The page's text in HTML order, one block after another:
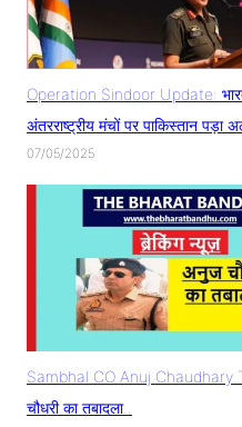
Operation Sindoor Update:
अंतरराष्ट्रीय मंचों पर पाकिस्तान
07/05/2025
Sambhal CO Anuj Chaudhary
चौधरी का तबादला..